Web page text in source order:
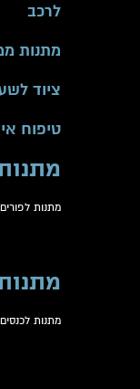
לרכב
מתנות
ציוד
טיפוח
מתנות לפורים
מתנות